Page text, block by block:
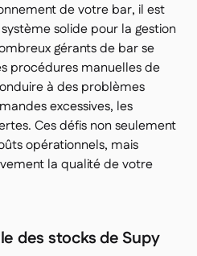
de votre bar, il est
solide pour la gestion
gérants de bar se
procédures manuelles de
à des problèmes
excessives, les
Ces défis non seulement
opérationnels, mais
la qualité de votre
des stocks de Supy